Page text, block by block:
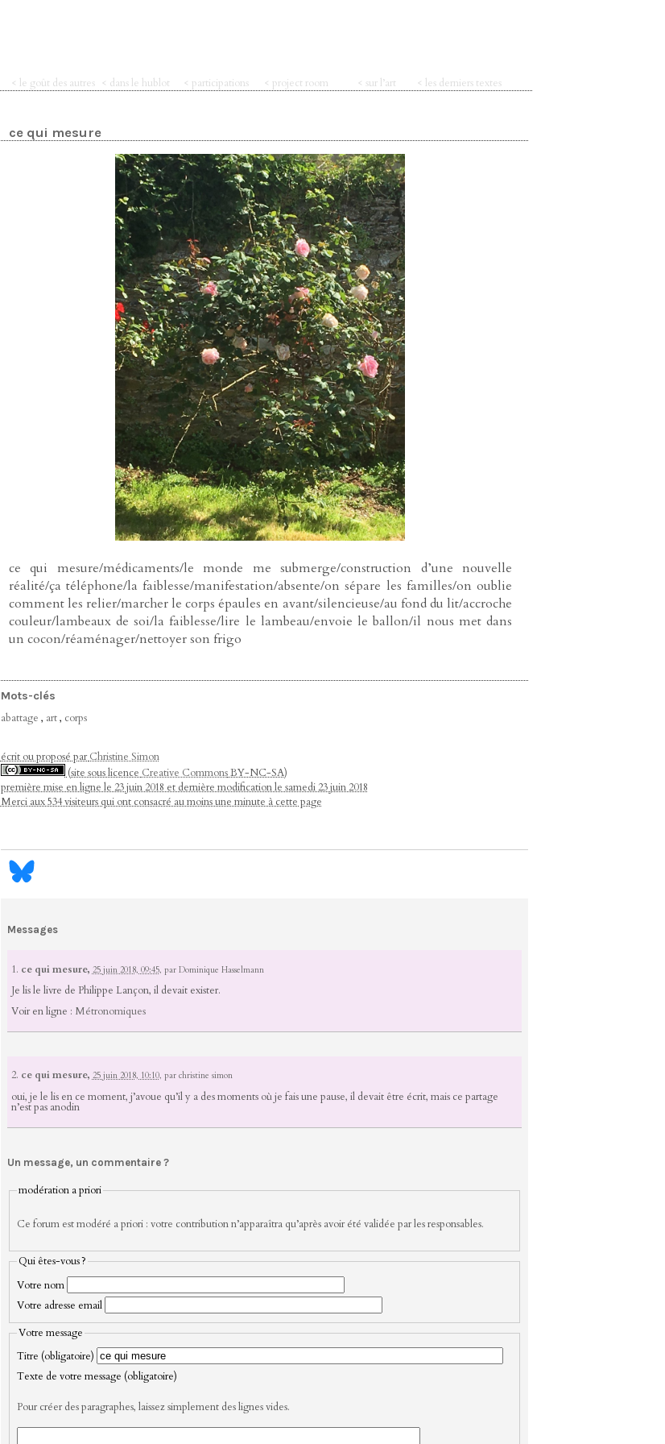
< le goût des autres < dans le hublot < participations < project room < sur l’art < les derniers textes
ce qui mesure
ce qui mesure/médicaments/le monde me submerge/construction d’une nouvelle
réalité/ça téléphone/la faiblesse/manifestation/absente/on sépare les familles/on oublie
comment les relier/marcher le corps épaules en avant/silencieuse/au fond du lit/accroche
couleur/lambeaux de soi/la faiblesse/lire le lambeau/envoie le ballon/il nous met dans
un cocon/réaménager/nettoyer son frigo
Mots-clés
abattage , art, corps
écrit ou proposé parChristine Simon
(site sous licence Creative CommonsBY-NC-SA)
première mise en ligne le 23 juin 2018 et dernière modification le samedi 23 juin 2018
Merci aux 534 visiteurs qui ont consacré au moins une minute à cette page
Messages
1. ce qui mesure, 25 juin 2018, 09:45, par Dominique Hasselmann
Je lis le livre de Philippe Lançon, il devait exister.
Voir en ligne : Métronomiques
2. ce qui mesure, 25 juin 2018, 10:10, par christine simon
oui, je le lis en ce moment, j’avoue qu’il y a des moments où je fais une pause, il devait être écrit, mais ce partage
n’est pas anodin
Un message, un commentaire ?
modération a priori
Ce forum est modéré a priori : votre contribution n’apparaîtra qu’après avoir été validée par les responsables.
Qui êtes-vous ?
Votre nom
Votre adresse email
Votre message
Titre (obligatoire)
Texte de votre message (obligatoire)
Pour créer des paragraphes, laissez simplement des lignes vides.